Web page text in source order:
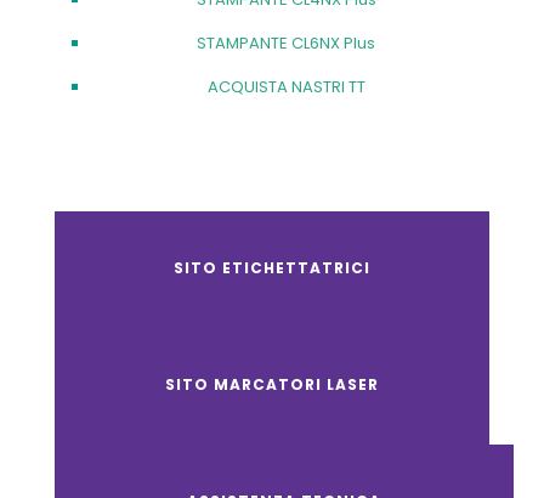
STAMPANTE CL6NX Plus
ACQUISTA NASTRI TT
SITO ETICHETTATRICI
SITO MARCATORI LASER